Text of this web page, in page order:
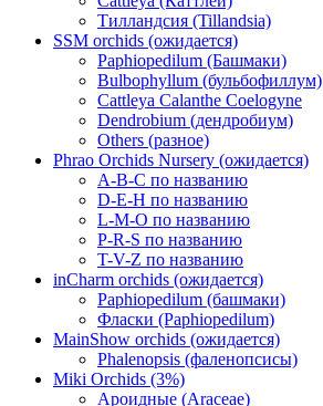
Тилландсия (Tillandsia)
SSM orchids (ожидается)
Paphiopedilum (Башмаки)
Bulbophyllum (бульбофиллум)
Cattleya Calanthe Coelogyne
Dendrobium (дендробиум)
Others (разное)
Phrao Orchids Nursery (ожидается)
A-B-C по названию
D-E-H по названию
L-M-O по названию
P-R-S по названию
T-V-Z по названию
inCharm orchids (ожидается)
Paphiopedilum (башмаки)
Фласки (Paphiopedilum)
MainShow orchids (ожидается)
Phalenopsis (фаленопсисы)
Miki Orchids (3%)
Ароидные (Araceae)